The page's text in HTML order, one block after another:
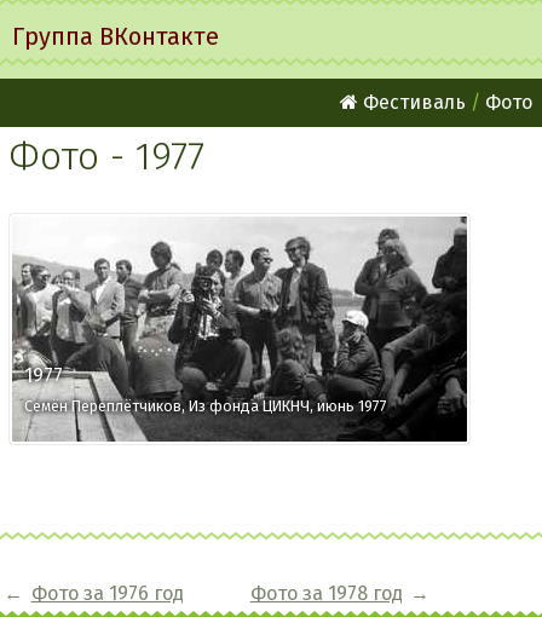
Группа ВКонтакте
Фестиваль Фото
Фото - 1977
1977
Семён Переплётчиков, Из фонда ЦИКНЧ, июнь 1977
← Фото за 1976 год Фото за 1978 год →